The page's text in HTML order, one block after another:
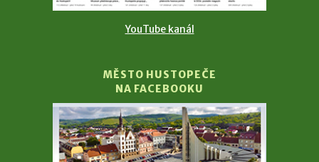
YouTube kanál
MĚSTO HUSTOPEČE
NA FACEBOOKU